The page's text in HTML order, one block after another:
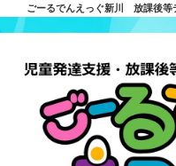
ごーるでんえっぐ新川 放課後等